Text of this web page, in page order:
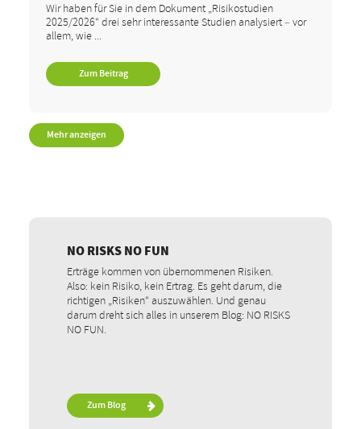
Wir haben für Sie in dem Dokument „Risikostudien
2025/2026“ drei sehr interessante Studien analysiert – vor
allem, wie ...
Zum Beitrag
Mehr anzeigen
NO RISKS NO FUN
Erträge kommen von übernommenen Risiken.
Also: kein Risiko, kein Ertrag. Es geht darum, die
richtigen „Risiken“ auszuwählen. Und genau
darum dreht sich alles in unserem Blog: NO RISKS
NO FUN.
Zum Blog